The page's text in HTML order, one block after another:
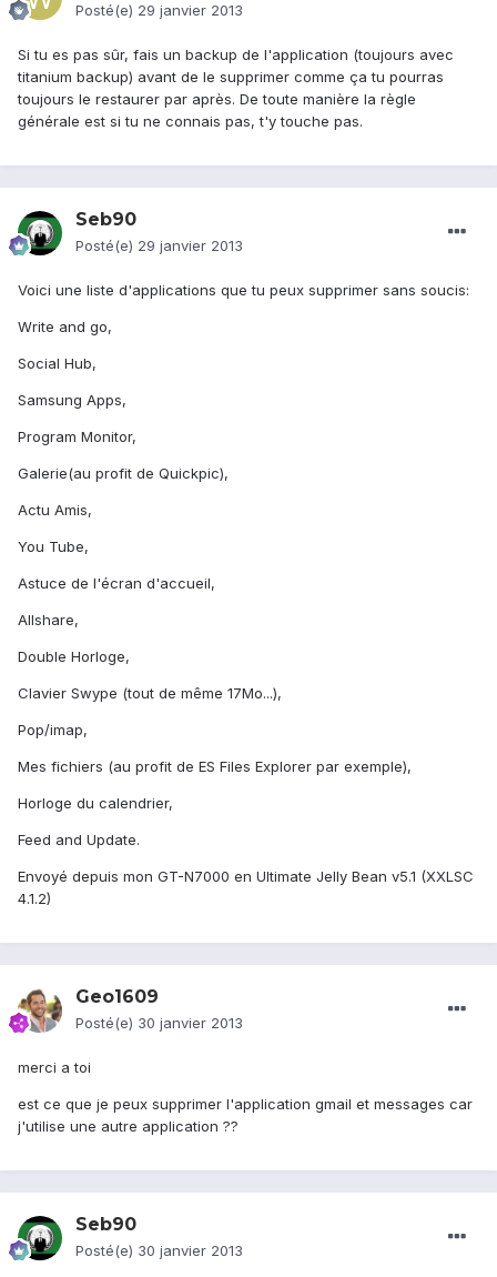
Posté(e) 29 janvier 2013
Si tu es pas sûr, fais un backup de l'application (toujours avec
titanium backup) avant de le supprimer comme ça tu pourras
toujours le restaurer par après. De toute manière la règle
générale est si tu ne connais pas, t'y touche pas.
Seb90
Posté(e) 29 janvier 2013
Voici une liste d'applications que tu peux supprimer sans soucis:
Write and go,
Social Hub,
Samsung Apps,
Program Monitor,
Galerie(au profit de Quickpic),
Actu Amis,
You Tube,
Astuce de l'écran d'accueil,
Allshare,
Double Horloge,
Clavier Swype (tout de même 17Mo...),
Pop/imap,
Mes fichiers (au profit de ES Files Explorer par exemple),
Horloge du calendrier,
Feed and Update.
Envoyé depuis mon GT-N7000 en Ultimate Jelly Bean v5.1 (XXLSC
4.1.2)
Geo1609
Posté(e) 30 janvier 2013
merci a toi
est ce que je peux supprimer l'application gmail et messages car
j'utilise une autre application ??
Seb90
Posté(e) 30 janvier 2013